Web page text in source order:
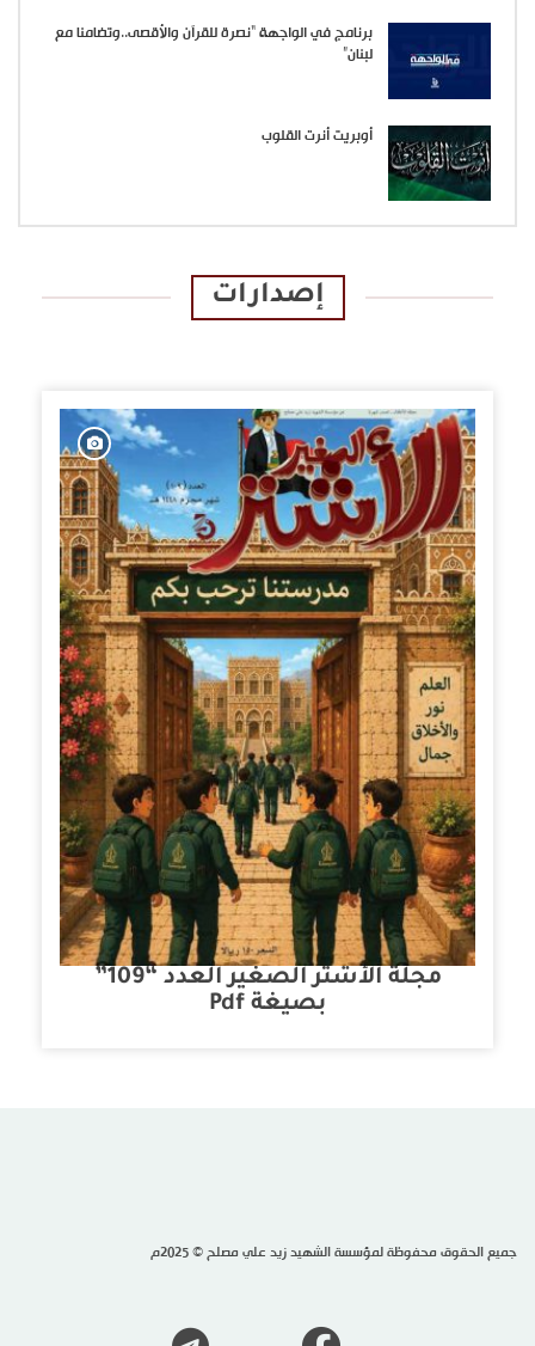
برنامج في الواجهة “نصرة للقرآن والأقصى..وتضامنا مع
لبنان”
أوبريت أنرت القلوب
إصدارات
مجلة الأشتر الصغير العدد “109”
بصيغة Pdf
جميع الحقوق محفوظة لمؤسسة الشهيد زيد علي مصلح © 2025م